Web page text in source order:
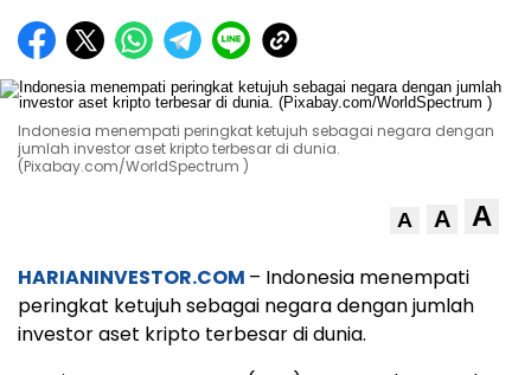
Indonesia menempati peringkat ketujuh sebagai negara dengan
jumlah investor aset kripto terbesar di dunia.
(Pixabay.com/WorldSpectrum )
A A A
HARIANINVESTOR.COM – Indonesia menempati
peringkat ketujuh sebagai negara dengan jumlah
investor aset kripto terbesar di dunia.